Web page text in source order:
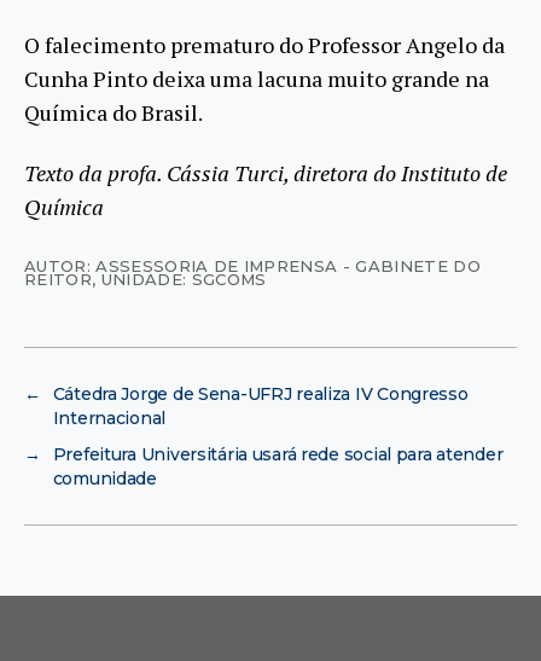
O falecimento prematuro do Professor Angelo da
Cunha Pinto deixa uma lacuna muito grande na
Química do Brasil.
Texto da profa. Cássia Turci, diretora do Instituto de
Química
AUTOR: ASSESSORIA DE IMPRENSA - GABINETE DO
REITOR, UNIDADE: SGCOMS
←
Cátedra Jorge de Sena-UFRJ realiza IV Congresso
Internacional
→
Prefeitura Universitária usará rede social para atender
comunidade